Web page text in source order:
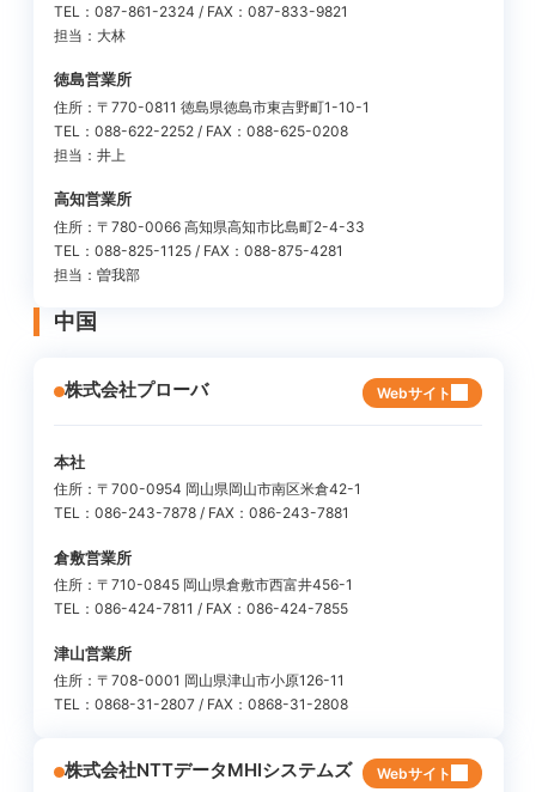
TEL：087-861-2324 / FAX：087-833-9821
担当：大林
徳島営業所
住所：〒770-0811 徳島県徳島市東吉野町1-10-1
TEL：088-622-2252 / FAX：088-625-0208
担当：井上
高知営業所
住所：〒780-0066 高知県高知市比島町2-4-33
TEL：088-825-1125 / FAX：088-875-4281
担当：曽我部
中国
株式会社プローバ Webサイト
本社
住所：〒700-0954 岡山県岡山市南区米倉42-1
TEL：086-243-7878 / FAX：086-243-7881
倉敷営業所
住所：〒710-0845 岡山県倉敷市西富井456-1
TEL：086-424-7811 / FAX：086-424-7855
津山営業所
住所：〒708-0001 岡山県津山市小原126-11
TEL：0868-31-2807 / FAX：0868-31-2808
株式会社NTTデータMHIシステムズ Webサイト